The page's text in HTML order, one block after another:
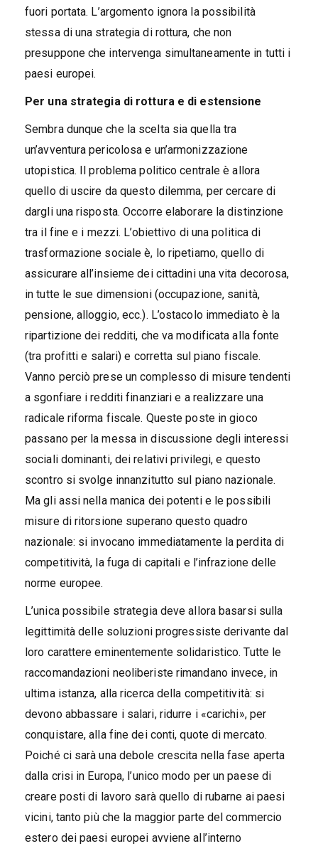
fuori portata. L’argomento ignora la possibilità
stessa di una strategia di rottura, che non
presuppone che intervenga simultaneamente in tutti i
paesi europei.
Per una strategia di rottura e di estensione
Sembra dunque che la scelta sia quella tra
un’avventura pericolosa e un’armonizzazione
utopistica. Il problema politico centrale è allora
quello di uscire da questo dilemma, per cercare di
dargli una risposta. Occorre elaborare la distinzione
tra il fine e i mezzi. L’obiettivo di una politica di
trasformazione sociale è, lo ripetiamo, quello di
assicurare all’insieme dei cittadini una vita decorosa,
in tutte le sue dimensioni (occupazione, sanità,
pensione, alloggio, ecc.). L’ostacolo immediato è la
ripartizione dei redditi, che va modificata alla fonte
(tra profitti e salari) e corretta sul piano fiscale.
Vanno perciò prese un complesso di misure tendenti
a sgonfiare i redditi finanziari e a realizzare una
radicale riforma fiscale. Queste poste in gioco
passano per la messa in discussione degli interessi
sociali dominanti, dei relativi privilegi, e questo
scontro si svolge innanzitutto sul piano nazionale.
Ma gli assi nella manica dei potenti e le possibili
misure di ritorsione superano questo quadro
nazionale: si invocano immediatamente la perdita di
competitività, la fuga di capitali e l’infrazione delle
norme europee.
L’unica possibile strategia deve allora basarsi sulla
legittimità delle soluzioni progressiste derivante dal
loro carattere eminentemente solidaristico. Tutte le
raccomandazioni neoliberiste rimandano invece, in
ultima istanza, alla ricerca della competitività: si
devono abbassare i salari, ridurre i «carichi», per
conquistare, alla fine dei conti, quote di mercato.
Poiché ci sarà una debole crescita nella fase aperta
dalla crisi in Europa, l’unico modo per un paese di
creare posti di lavoro sarà quello di rubarne ai paesi
vicini, tanto più che la maggior parte del commercio
estero dei paesi europei avviene all’interno